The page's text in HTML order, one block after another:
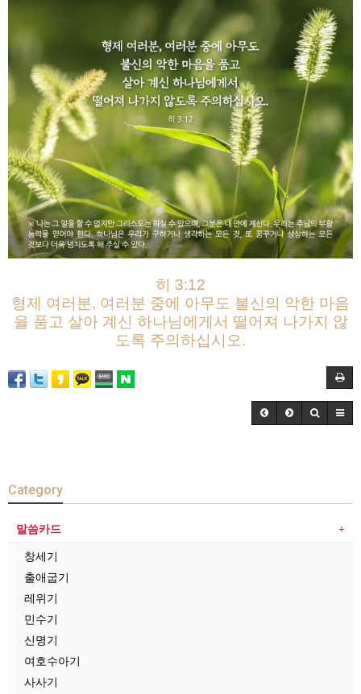
히 3:12
형제 여러분, 여러분 중에 아무도 불신의 악한 마음
을 품고 살아 계신 하나님에게서 떨어져 나가지 않
도록 주의하십시오.
Category
말씀카드
창세기
출애굽기
레위기
민수기
신명기
여호수아기
사사기